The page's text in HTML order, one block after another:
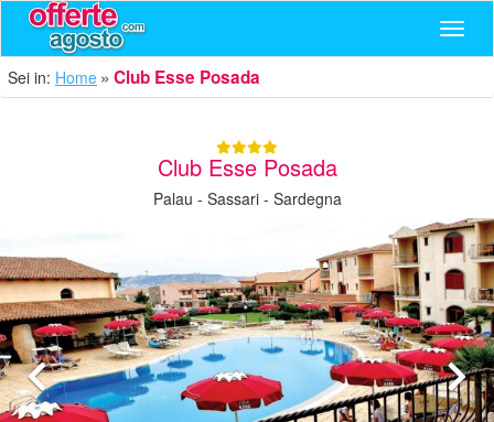
Sei in: Home Club Esse Posada
Club Esse Posada
Palau - Sassari - Sardegna